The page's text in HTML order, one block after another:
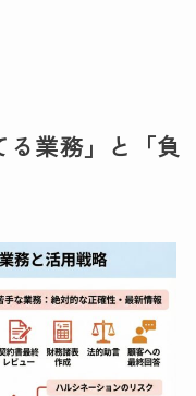
業務」と「負